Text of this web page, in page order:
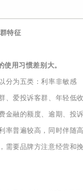
特征
用习惯差别大。
分为五类：利率非敏感
、爱投诉客群、年轻低
金融的额度、逾期、投
率普遍较高，同时伴随
需要品牌方注意经营和